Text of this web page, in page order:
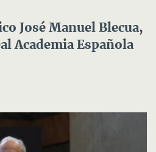
José Manuel Blecua,
Academia Española